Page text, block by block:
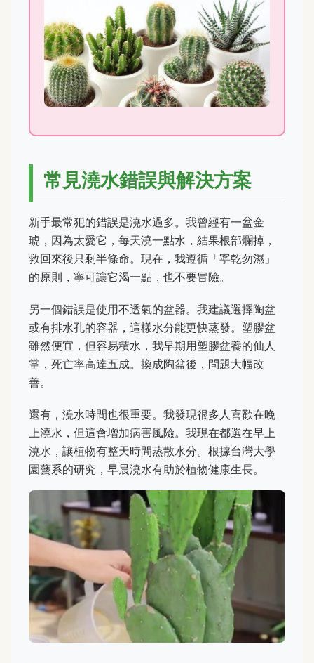
常見澆水錯誤與解決方案
新手最常犯的錯誤是澆水過多。我曾經有一盆金
琥，因為太愛它，每天澆一點水，結果根部爛掉，
救回來後只剩半條命。現在，我遵循「寧乾勿濕」
的原則，寧可讓它渴一點，也不要冒險。
另一個錯誤是使用不透氣的盆器。我建議選擇陶盆
或有排水孔的容器，這樣水分能更快蒸發。塑膠盆
雖然便宜，但容易積水，我早期用塑膠盆養的仙人
掌，死亡率高達五成。換成陶盆後，問題大幅改
善。
還有，澆水時間也很重要。我發現很多人喜歡在晚
上澆水，但這會增加病害風險。我現在都選在早上
澆水，讓植物有整天時間蒸散水分。根據台灣大學
園藝系的研究，早晨澆水有助於植物健康生長。